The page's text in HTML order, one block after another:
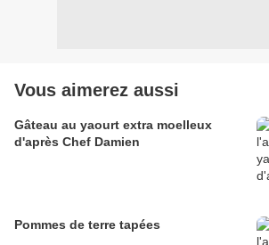
Vous aimerez aussi
Gâteau au yaourt extra moelleux
d'après Chef Damien
Pommes de terre tapées